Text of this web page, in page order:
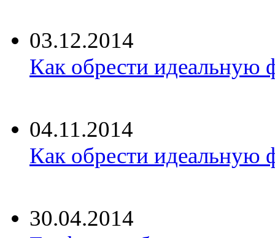
03.12.2014
Как обрести идеальную
04.11.2014
Как обрести идеальную
30.04.2014